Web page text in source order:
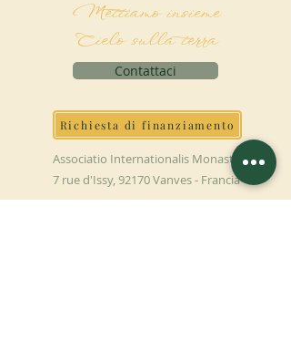
Mettiamo insieme
Cielo sulla terra
Contattaci
Richiesta di finanziamento
Associatio Internationalis Monastica
7 rue d'Issy, 92170 Vanves - Francia